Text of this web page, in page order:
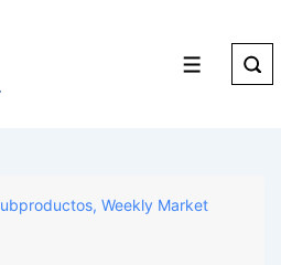
Menu
, Weekly Market